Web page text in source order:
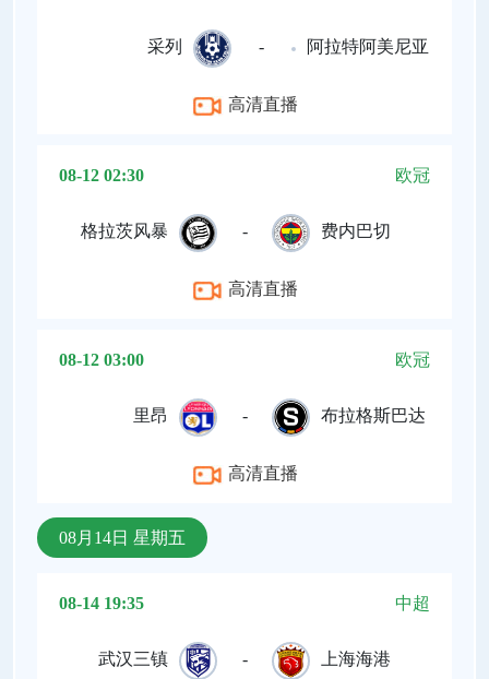
采列 - 阿拉特阿美尼亚
高清直播
08-12 02:30 欧冠
格拉茨风暴 - 费内巴切
高清直播
08-12 03:00 欧冠
里昂 - 布拉格斯巴达
高清直播
08月14日 星期五
08-14 19:35 中超
武汉三镇 - 上海海港